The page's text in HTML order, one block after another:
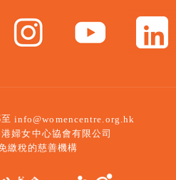
info@womencentre.org.hk
婦女中心協會有限公司
繳稅的慈善機構